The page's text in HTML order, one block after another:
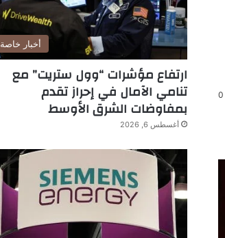
0
أخبار خاصة
ارتفاع مؤشرات “وول ستريت” مع
تنامي الآمال في إحراز تقدم
بمفاوضات الشرق الأوسط
أغسطس 6, 2026